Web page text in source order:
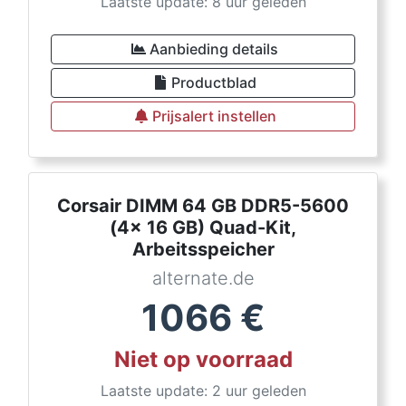
Aanbieding details
Productblad
Prijsalert instellen
Corsair DIMM 64 GB DDR5-5600
(4x 16 GB) Quad-Kit,
Arbeitsspeicher
alternate.de
1066 €
Niet op voorraad
Laatste update: 2 uur geleden